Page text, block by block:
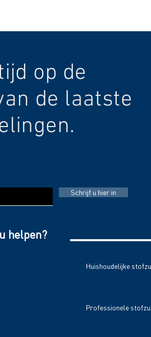
op de
de laatste
Schrijf u hier in
helpen?
Huishoudelijke
Professionele